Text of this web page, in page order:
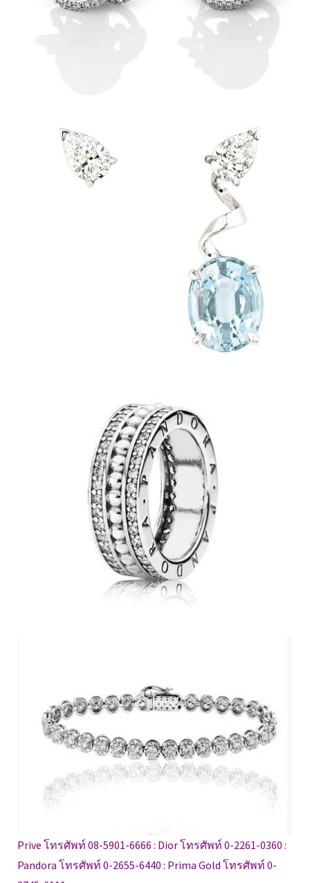
Prive โทรศัพท์ 08-5901-6666 : Dior โทรศัพท์ 0-2261-0360 :
Pandora โทรศัพท์ 0-2655-6440 : Prima Gold โทรศัพท์ 0-